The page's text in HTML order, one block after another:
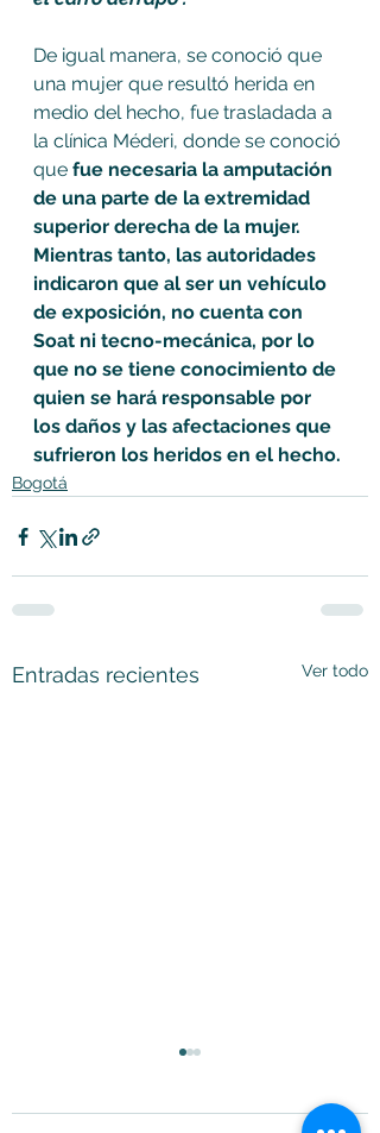
De igual manera, se conoció que
una mujer que resultó herida en
medio del hecho, fue trasladada a
la clínica Méderi, donde se conoció
que fue necesaria la amputación
de una parte de la extremidad
superior derecha de la mujer.
Mientras tanto, las autoridades
indicaron que al ser un vehículo
de exposición, no cuenta con
Soat ni tecno-mecánica, por lo
que no se tiene conocimiento de
quien se hará responsable por
los daños y las afectaciones que
sufrieron los heridos en el hecho.
Bogotá
Entradas recientes Ver todo